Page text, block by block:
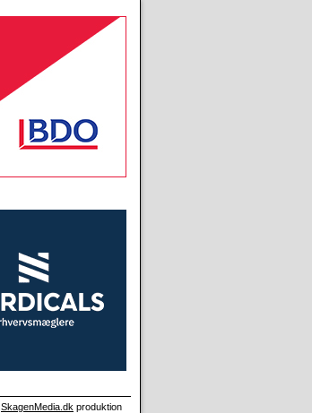
SkagenMedia.dk produktion